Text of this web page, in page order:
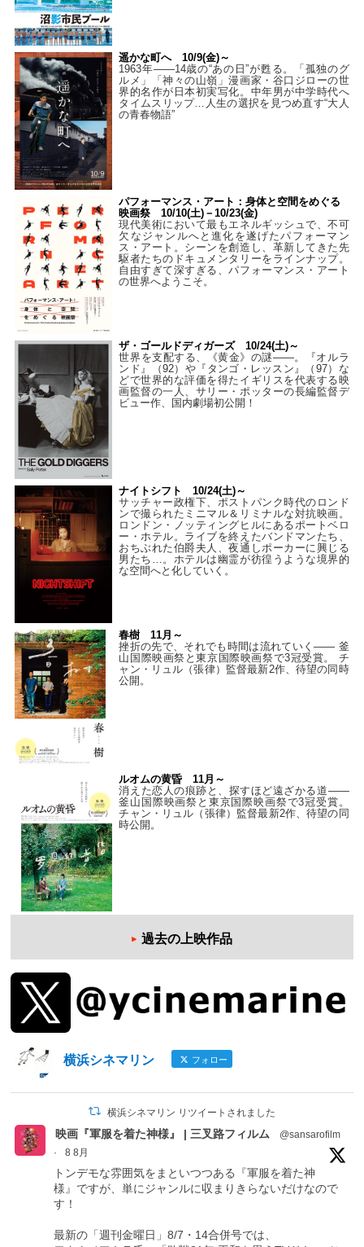
遥かな町へ 10/9(金)～
1963年――14歳の“あの日”が甦る。「孤独のグ
ルメ」「神々の山嶺」漫画家・谷口ジローの世
界的名作が日本初実写化。中年男が中学時代へ
タイムスリップ…人生の選択を見つめ直す“大人
の青春物語”
パフォーマンス・アート：身体と空間をめぐる
映画祭 10/10(土)－10/23(金)
現代美術において最もエネルギッシュで、不可
欠なジャンルへと進化を遂げたパフォーマン
ス・アート。シーンを創造し、革新してきた先
駆者たちのドキュメンタリーをラインナップ。
自由すぎて深すぎる、パフォーマンス・アート
の世界へようこそ。
ザ・ゴールドディガーズ 10/24(土)～
世界を支配する、《黄金》の謎――。『オルラ
ンド』（92）や『タンゴ・レッスン』（97）な
どで世界的な評価を得たイギリスを代表する映
画監督の一人、サリー・ポッターの長編監督デ
ビュー作、国内劇場初公開！
ナイトシフト 10/24(土)～
サッチャー政権下、ポストパンク時代のロンド
ンで撮られたミニマル＆リミナルな対抗映画。
ロンドン・ノッティングヒルにあるポートベロ
ー・ホテル。ライブを終えたバンドマンたち、
おちぶれた伯爵夫人、夜通しポーカーに興じる
男たち…。ホテルは幽霊が彷徨うような境界的
な空間へと化していく。
春樹 11月～
挫折の先で、それでも時間は流れていく—— 釜
山国際映画祭と東京国際映画祭で3冠受賞。 チ
ャン・リュル（張律）監督最新2作、待望の同時
公開。
ルオムの黄昏 11月～
消えた恋人の痕跡と、探すほど遠ざかる道——
釜山国際映画祭と東京国際映画祭で3冠受賞。
チャン・リュル（張律）監督最新2作、待望の同
時公開。
過去の上映作品
横浜シネマリン フォロー
横浜シネマリン リツイートされました
映画『軍服を着た神様』 | 三叉路フィルム
@sansarofilm
·
8 8月
トンデモな雰囲気をまといつつある『軍服を着た神
様』ですが、単にジャンルに収まりきらないだけなので
す！
最新の「週刊金曜日」8/7・14合併号では、